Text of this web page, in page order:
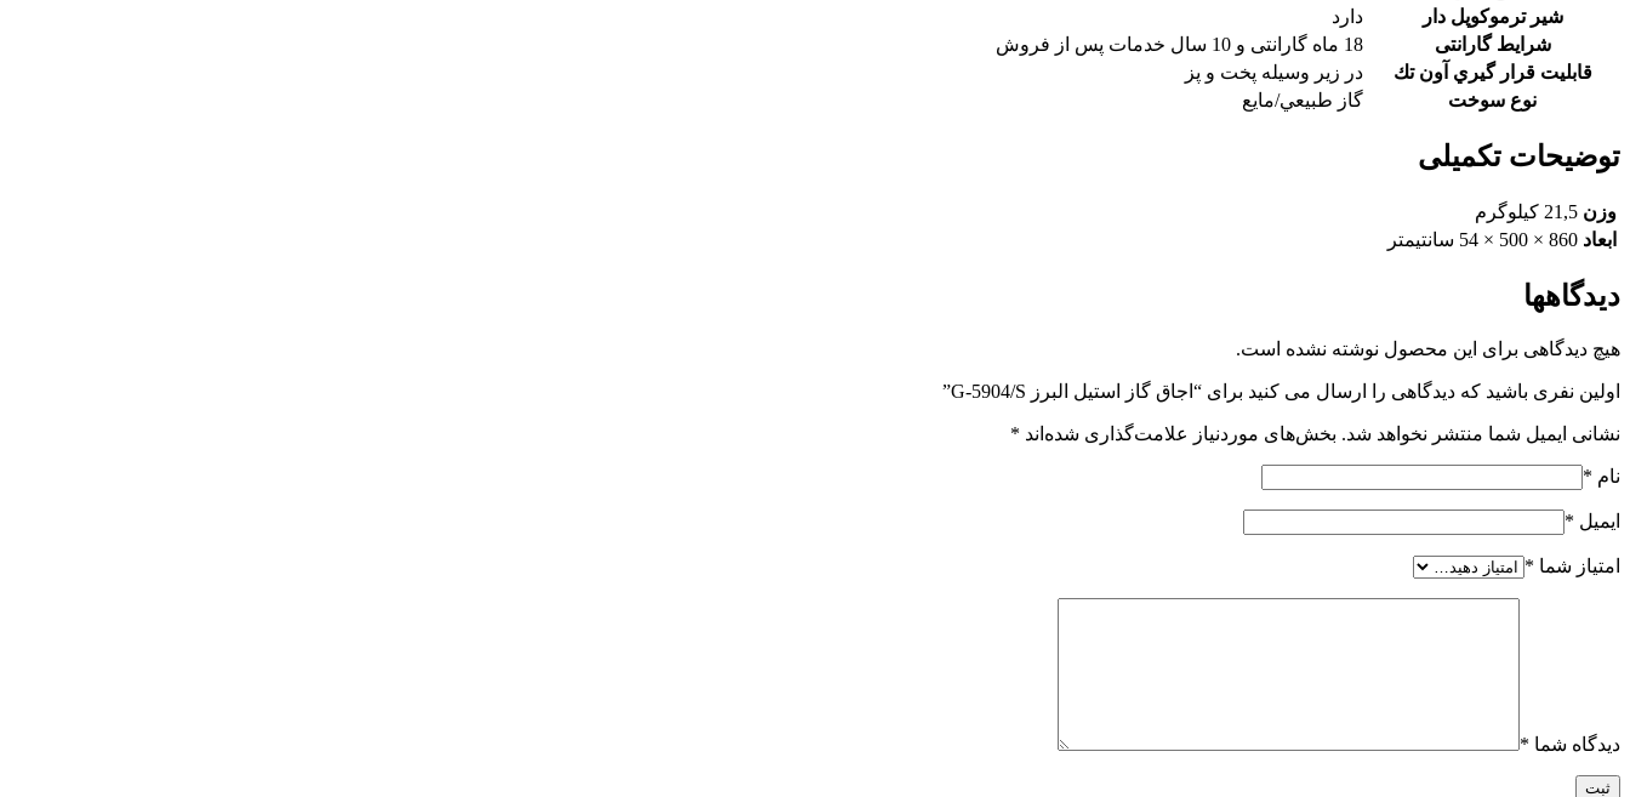
شير ترموكوپل دار
دارد
شرایط گارانتی
18 ماه گارانتی و 10 سال خدمات پس از فروش
قابليت قرار گيري آون تك
در زير وسيله پخت و پز
نوع سوخت
گاز طبيعي/مايع
توضیحات تکمیلی
وزن 21,5 کیلوگرم
ابعاد 860 × 500 × 54 سانتیمتر
دیدگاهها
هیچ دیدگاهی برای این محصول نوشته نشده است.
اولین نفری باشید که دیدگاهی را ارسال می کنید برای “اجاق گاز استیل البرز G-5904/S”
نشانی ایمیل شما منتشر نخواهد شد. بخش‌های موردنیاز علامت‌گذاری شده‌اند *
نام *
ایمیل *
امتیاز شما *
دیدگاه شما *